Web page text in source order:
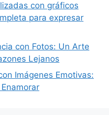
con gráficos
para expresar
con Fotos: Un Arte
Lejanos
Imágenes Emotivas: